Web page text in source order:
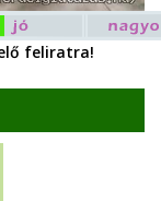
feliratra!